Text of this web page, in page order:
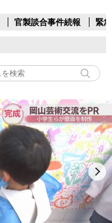
官製談合事件続報 緊